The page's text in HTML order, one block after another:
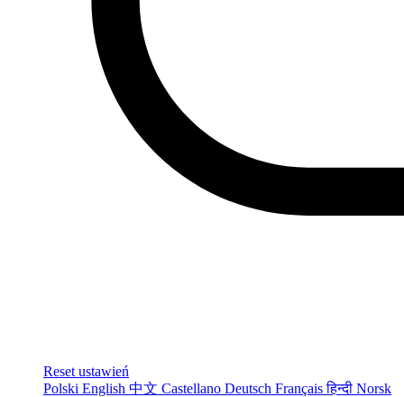
Reset ustawień
Polski English 中文 Castellano Deutsch Françaisहिन्दी Norsk